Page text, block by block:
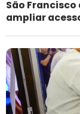
São
ampliar